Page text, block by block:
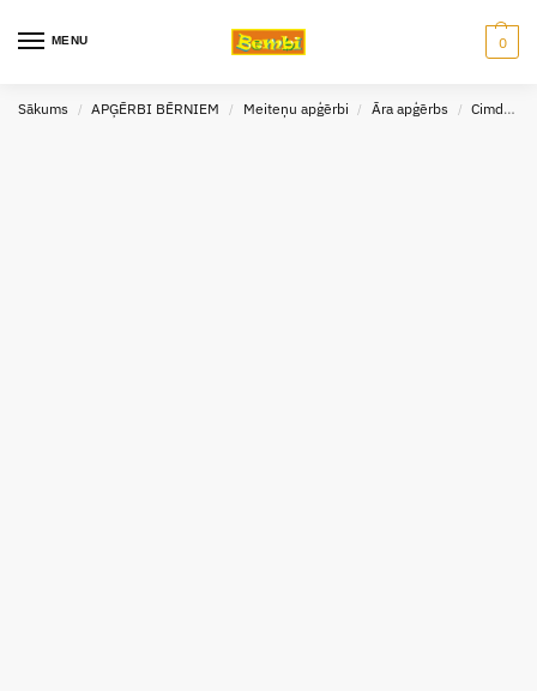
MENU 0
Sākums / APĢĒRBI BĒRNIEM / Meiteņu apģērbi / Āra apģērbs / Cimdi meitenēm